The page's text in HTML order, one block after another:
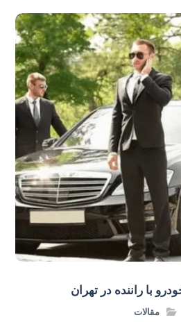
با راننده در تهران
مقالات